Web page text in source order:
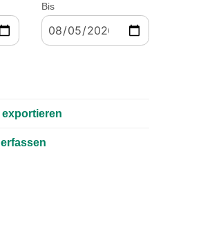
Bis
exportieren